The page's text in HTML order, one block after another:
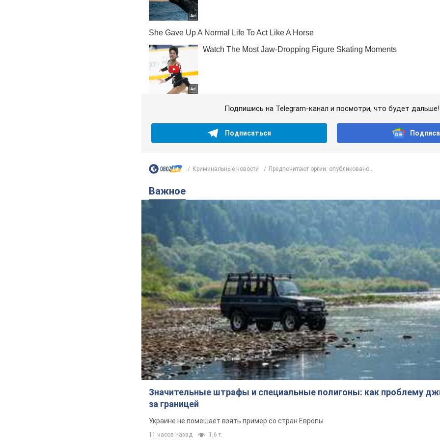
Подпишись на Telegram-канал и посмотри, что будет дальше!
Подписаться
Криминальные новости Предпочитают оргии: опубликовано...
Важное
Значительные штрафы и специальные полигоны: как проблему
за границей
Украине не помешает взять пример со стран Европы
11 часов назад 1,6 т.